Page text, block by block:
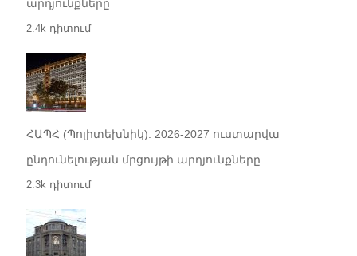
արդյունքները
2.4k դիտում
ՀԱՊՀ (Պոլիտեխնիկ). 2026-2027 ուստարվա
ընդունելության մրցույթի արդյունքները
2.3k դիտում